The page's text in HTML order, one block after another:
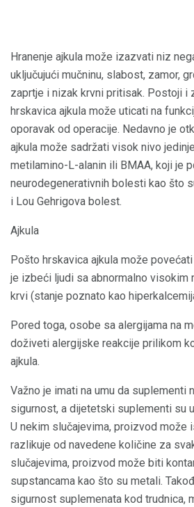
Hranenje ajkula može izazvati niz
uključujući mučninu, slabost, zamor,
zaprtje i nizak krvni pritisak. Postoji i
hrskavica ajkula može uticati na
oporavak od operacije. Nedavno je
ajkula može sadržati visok nivo
metilamino-L-alanin ili BMAA, koji je
neurodegenerativnih bolesti kao što
i Lou Gehrigova bolest.
Ajkula
Pošto hrskavica ajkula može
je izbeći ljudi sa abnormalno visokim
krvi (stanje poznato kao
Pored toga, osobe sa alergijama na
doživeti alergijske reakcije prilikom
ajkula.
Važno je imati na umu da suplementi
sigurnost, a dijetetski suplementi su
U nekim slučajevima, proizvod može
razlikuje od navedene količine za
slučajevima, proizvod može biti
supstancama kao što su metali.
sigurnost suplemenata kod trudnica,